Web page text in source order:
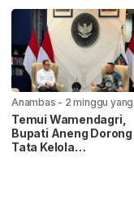
Bupati Anambas
Anambas - 2 minggu yang
lalu
Temui Wamendagri,
Bupati Aneng Dorong
Tata Kelola